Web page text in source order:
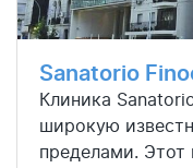
Sanatorio
Клиника
широкую
пределами. Этот